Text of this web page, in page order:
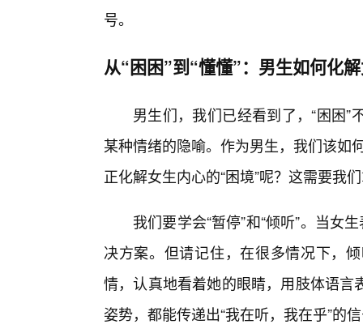
号。
从“困困”到“懂懂”：男生如何化
男生们，我们已经看到了，“困困
某种情绪的隐喻。作为男生，我们该如
正化解女生内心的“困境”呢？这需要我
我们要学会“暂停”和“倾听”。当女
决方案。但请记住，在很多情况下，
情，认真地看着她的眼睛，用肢体语
姿势，都能传递出“我在听，我在乎”的